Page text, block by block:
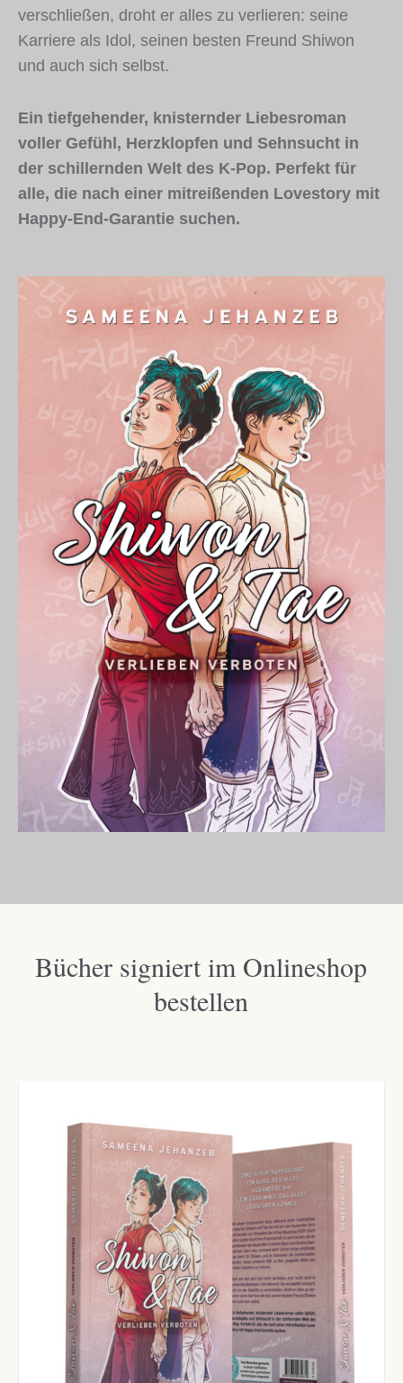
verschließen, droht er alles zu verlieren: seine
Karriere als Idol, seinen besten Freund Shiwon
und auch sich selbst.
Ein tiefgehender, knisternder Liebesroman
voller Gefühl, Herzklopfen und Sehnsucht in
der schillernden Welt des K-Pop. Perfekt für
alle, die nach einer mitreißenden Lovestory mit
Happy-End-Garantie suchen.
Bücher signiert im Onlineshop
bestellen